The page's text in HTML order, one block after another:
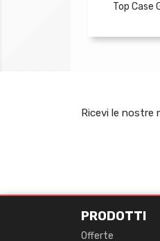
Top Case
Ricevi le nostre
PRODOTTI
Offerte